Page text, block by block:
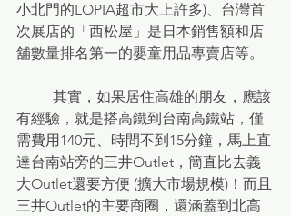
小北門的LOPIA超市大上許多)、台灣首
次展店的「西松屋」是日本銷售額和店
舖數量排名第一的嬰童用品專賣店等。
有經驗，就是搭高鐵到台南高鐵站，僅
需費用140元、時間不到15分鐘，馬上直
達台南站旁的三井Outlet，簡直比去義
大Outlet還要方便 (擴大市場規模)！而且
三井Outlet的主要商圈，還涵蓋到北高